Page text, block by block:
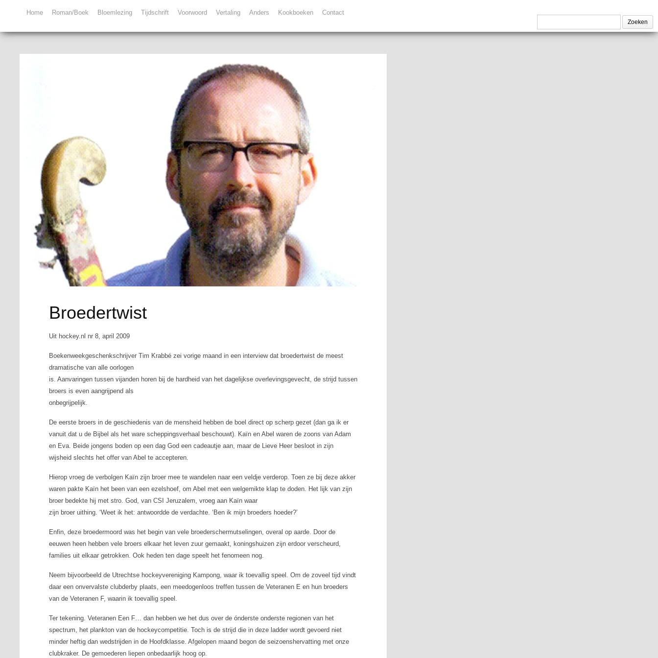
Home Roman/Boek Bloemlezing Tijdschrift Voorwoord Vertaling Anders Kookboeken Contact
Broedertwist
Uit hockey.nl nr 8, april 2009
Boekenweekgeschenkschrijver Tim Krabbé zei vorige maand in een interview dat broedertwist de meest
dramatische van alle oorlogen
is. Aanvaringen tussen vijanden horen bij de hardheid van het dagelijkse overlevingsgevecht, de strijd tussen
broers is even aangrijpend als
onbegrijpelijk.
De eerste broers in de geschiedenis van de mensheid hebben de boel direct op scherp gezet (dan ga ik er
vanuit dat u de Bijbel als het ware scheppingsverhaal beschouwt). Kaïn en Abel waren de zoons van Adam
en Eva. Beide jongens boden op een dag God een cadeautje aan, maar de Lieve Heer besloot in zijn
wijsheid slechts het offer van Abel te accepteren.
Hierop vroeg de verbolgen Kaïn zijn broer mee te wandelen naar een veldje verderop. Toen ze bij deze akker
waren pakte Kaïn het been van een ezelshoef, om Abel met een welgemikte klap te doden. Het lijk van zijn
broer bedekte hij met stro. God, van CSI Jeruzalem, vroeg aan Kaïn waar
zijn broer uithing. ‘Weet ik het: antwoordde de verdachte. ‘Ben ik mijn broeders hoeder?’
Enfin, deze broedermoord was het begin van vele broederschermutselingen, overal op aarde. Door de
eeuwen heen hebben vele broers elkaar het leven zuur gemaakt, koningshuizen zijn erdoor verscheurd,
families uit elkaar getrokken. Ook heden ten dage speelt het fenomeen nog.
Neem bijvoorbeeld de Utrechtse hockeyvereniging Kampong, waar ik toevallig speel. Om de zoveel tijd vindt
daar een onvervalste clubderby plaats, een meedogenloos treffen tussen de Veteranen E en hun broeders
van de Veteranen F, waarin ik toevallig speel.
Ter tekening. Veteranen Een F… dan hebben we het dus over de ónderste onderste regionen van het
spectrum, het plankton van de hockeycompetitie. Toch is de strijd die in deze ladder wordt gevoerd niet
minder heftig dan wedstrijden in de Hoofdklasse. Afgelopen maand begon de seizoenshervatting met onze
clubkraker. De gemoederen liepen onbedaarlijk hoog op.